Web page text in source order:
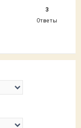
3
Ответы